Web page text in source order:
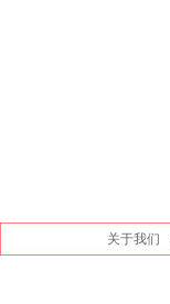
关于我们